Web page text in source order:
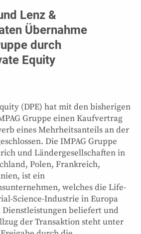
Lenz &
Übernahme
durch
Equity
(DPE) hat mit den bisherigen
Gruppe einen Kaufvertrag
eines Mehrheitsanteils an der
Die IMPAG Gruppe
und Ländergesellschaften in
Polen, Frankreich,
ist ein
welches die Life-
Science-Industrie in Europa
beliefert und
der Transaktion steht unter